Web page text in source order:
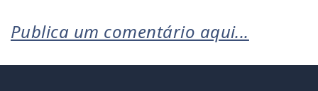
Publica um comentário aqui...